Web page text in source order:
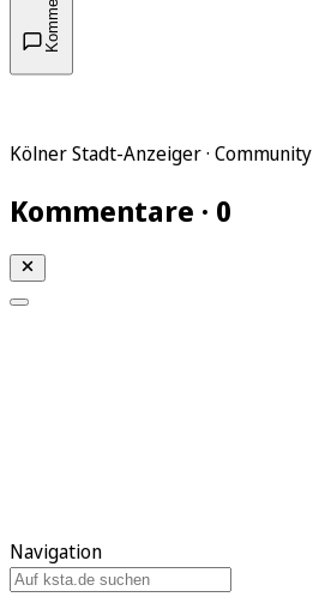
Kölner Stadt-Anzeiger · Community
Kommentare · 0
Navigation